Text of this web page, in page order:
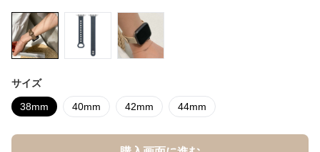
サイズ
38mm 40mm 42mm 44mm